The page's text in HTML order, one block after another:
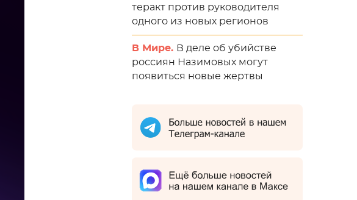
теракт против руководителя
одного из новых регионов
В Мире. В деле об убийстве
россиян Назимовых могут
появиться новые жертвы